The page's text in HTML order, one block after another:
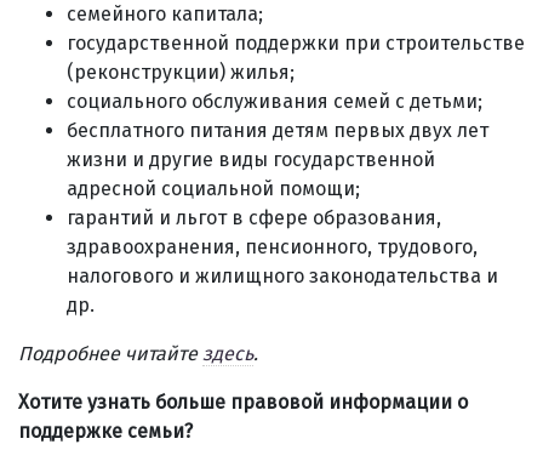
семейного капитала;
государственной поддержки при строительстве
(реконструкции) жилья;
социального обслуживания семей с детьми;
бесплатного питания детям первых двух лет
жизни и другие виды государственной
адресной социальной помощи;
гарантий и льгот в сфере образования,
здравоохранения, пенсионного, трудового,
налогового и жилищного законодательства и
др.
Подробнее читайтездесь.
Хотите узнать больше правовой информации о
поддержке семьи?